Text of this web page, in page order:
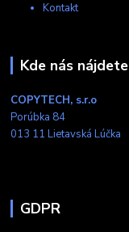
Kontakt
Kde nás nájdete
COPYTECH, s.r.o
Porúbka 84
013 11 Lietavská Lúčka
GDPR